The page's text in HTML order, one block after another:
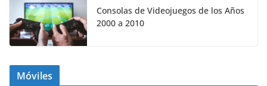
Consolas de Videojuegos de los Años
2000 a 2010
Móviles